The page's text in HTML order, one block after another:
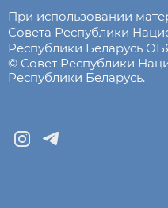
При использовании
Совета Республики
Республики Беларусь
© Совет Республики
Республики Беларусь.